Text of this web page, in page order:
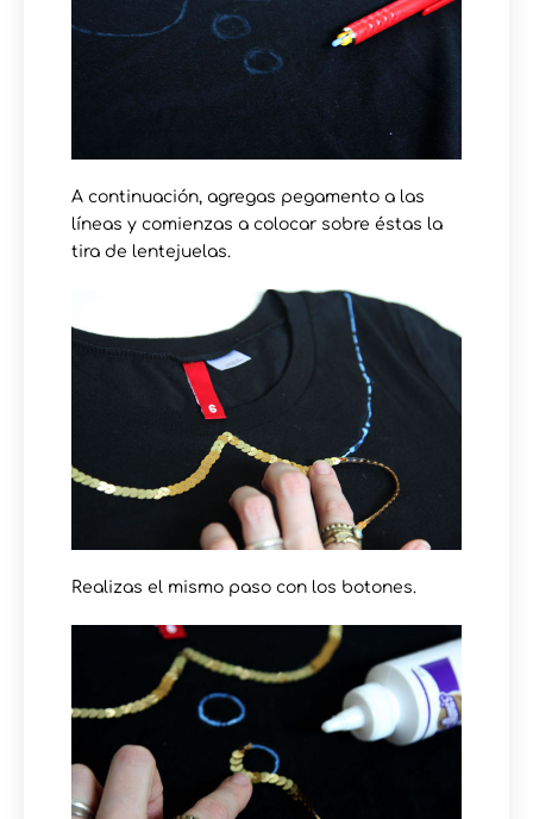
A continuación, agregas pegamento a las
líneas y comienzas a colocar sobre éstas la
tira de lentejuelas.
Realizas el mismo paso con los botones.